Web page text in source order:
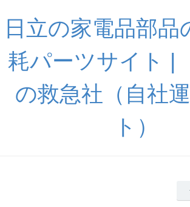
日立の家電品部品
耗パーツサイト
の救急社（自社
ト）